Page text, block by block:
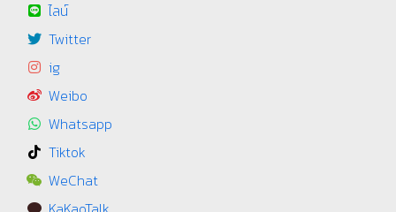
ไลน์
Twitter
ig
Weibo
Whatsapp
Tiktok
WeChat